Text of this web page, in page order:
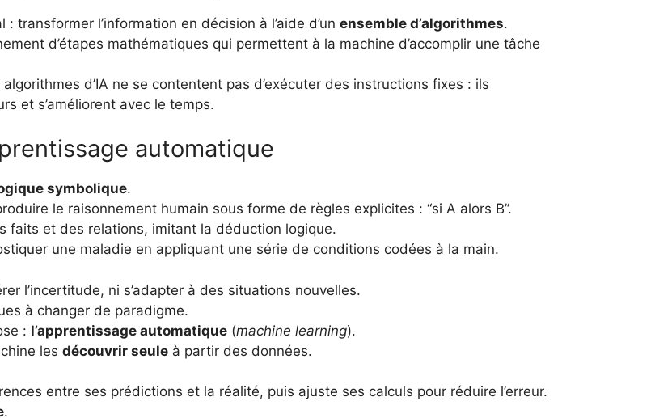
transformer l’information en décision à l’aide d’un ensemble d’algorithmes.
d’étapes mathématiques qui permettent à la machine d’accomplir une tâche
d’IA ne se contentent pas d’exécuter des instructions fixes : ils
et s’améliorent avec le temps.
automatique
symbolique.
le raisonnement humain sous forme de règles explicites : “si A alors B”.
faits et des relations, imitant la déduction logique.
une maladie en appliquant une série de conditions codées à la main.
l’incertitude, ni s’adapter à des situations nouvelles.
à changer de paradigme.
: l’apprentissage automatique (machine learning).
les découvrir seule à partir des données.
entre ses prédictions et la réalité, puis ajuste ses calculs pour réduire l’erreur.
.